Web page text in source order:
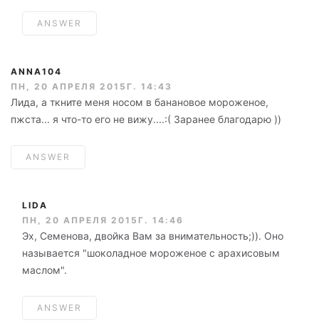
ANSWER
ANNA104
ПН, 20 АПРЕЛЯ 2015Г. 14:43
Лида, а ткните меня носом в банановое мороженое,
пжста... я что-то его не вижу....:( Заранее благодарю ))
ANSWER
LIDA
ПН, 20 АПРЕЛЯ 2015Г. 14:46
Эх, Семенова, двойка Вам за внимательность;)). Оно
называется "шоколадное мороженое с арахисовым
маслом".
ANSWER